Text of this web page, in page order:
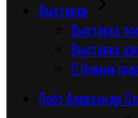
Выставки
Выставка
Выставка
С Новым
Поёт Александр